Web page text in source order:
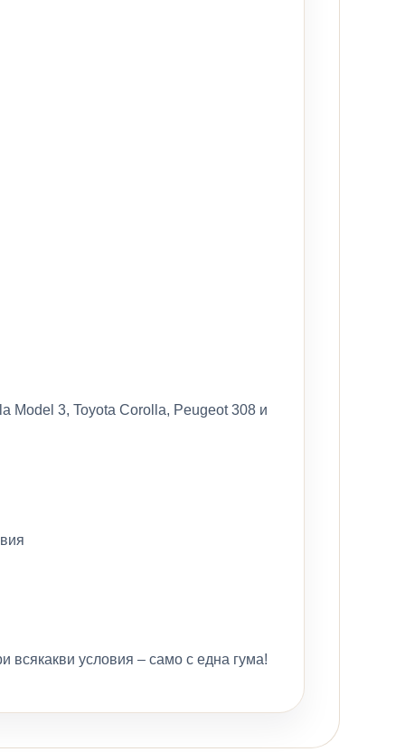
Model 3, Toyota Corolla, Peugeot 308 и
всякакви условия – само с една гума!